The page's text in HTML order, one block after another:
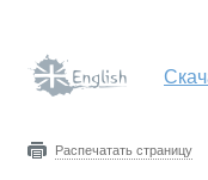
Распечатать страницу